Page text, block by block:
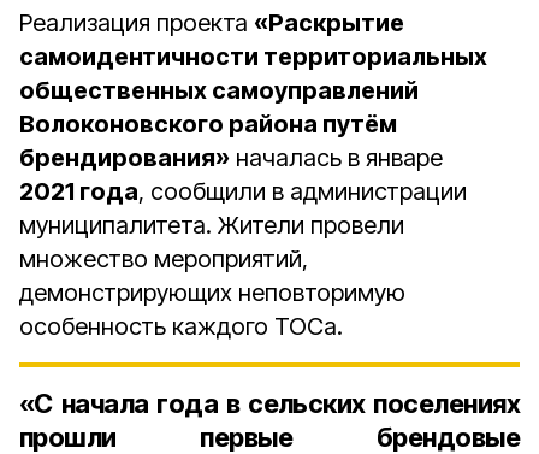
Реализация проекта «Раскрытие
самоидентичности территориальных
общественных самоуправлений
Волоконовского района путём
брендирования» началась в январе
2021 года, сообщили в администрации
муниципалитета. Жители провели
множество мероприятий,
демонстрирующих неповторимую
особенность каждого ТОСа.
«С начала года в сельских поселениях
прошли первые брендовые